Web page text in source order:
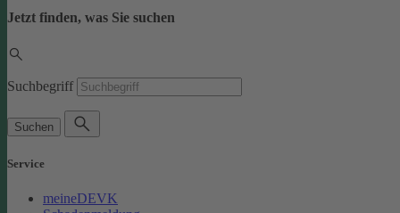
Jetzt finden, was Sie suchen
Suchbegriff
Suchen
Service
meineDEVK